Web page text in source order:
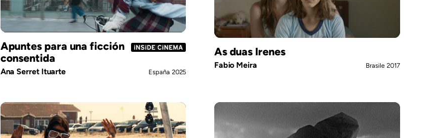
Apuntes para una ficción
consentida
Ana Serret Ituarte España 2025
As duas Irenes
Fabio Meira Brasile 2017